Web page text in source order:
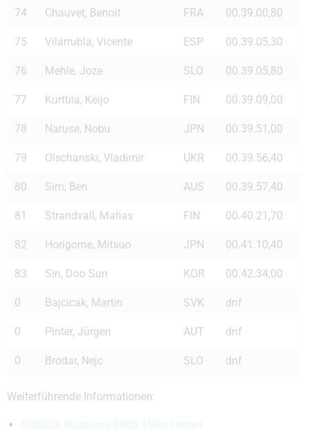
74 Chauvet, Benoit FRA 00.39.00,80
75 Vilarrubla, Vicente ESP 00.39.05,30
76 Mehle, Joze SLO 00.39.05,80
77 Kurttila, Keijo FIN 00.39.09,00
78 Naruse, Nobu JPN 00.39.51,00
79 Olschanski, Vladimir UKR 00.39.56,40
80 Sim, Ben AUS 00.39.57,40
81 Strandvall, Matias FIN 00.40.21,70
82 Horigome, Mitsuo JPN 00.41.10,40
83 Sin, Doo Sun KOR 00.42.34,00
0 Bajcicak, Martin SVK dnf
0 Pinter, Jürgen AUT dnf
0 Brodar, Nejc SLO dnf
Weiterführende Informationen:
Statistik Kuusamo 2005 15km Herren